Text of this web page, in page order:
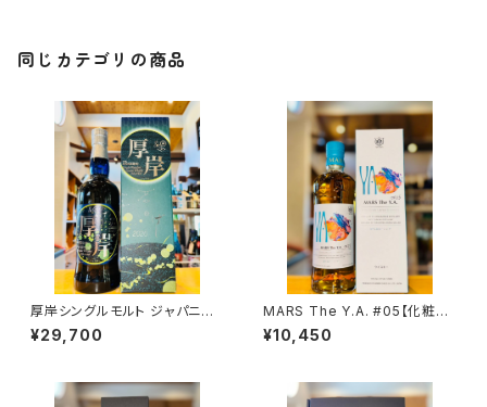
同じカテゴリの商品
厚岸シングルモルト ジャパニー
ズウイスキー夏至 700ml１本
（堅展実業株式会社 厚岸蒸溜
¥29,700
MARS The Y.A. #05【化粧箱
入り】700ml１本（本坊酒造・鹿
児島県鹿児島市南栄）
¥10,450